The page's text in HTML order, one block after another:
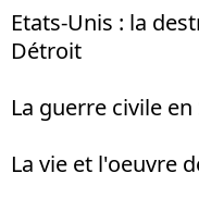
Etats-Unis : la
Détroit
La guerre civile en
La vie et l'oeuvre